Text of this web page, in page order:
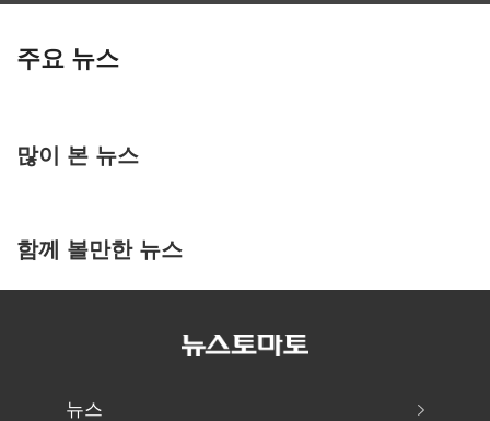
주요 뉴스
많이 본 뉴스
함께 볼만한 뉴스
뉴스